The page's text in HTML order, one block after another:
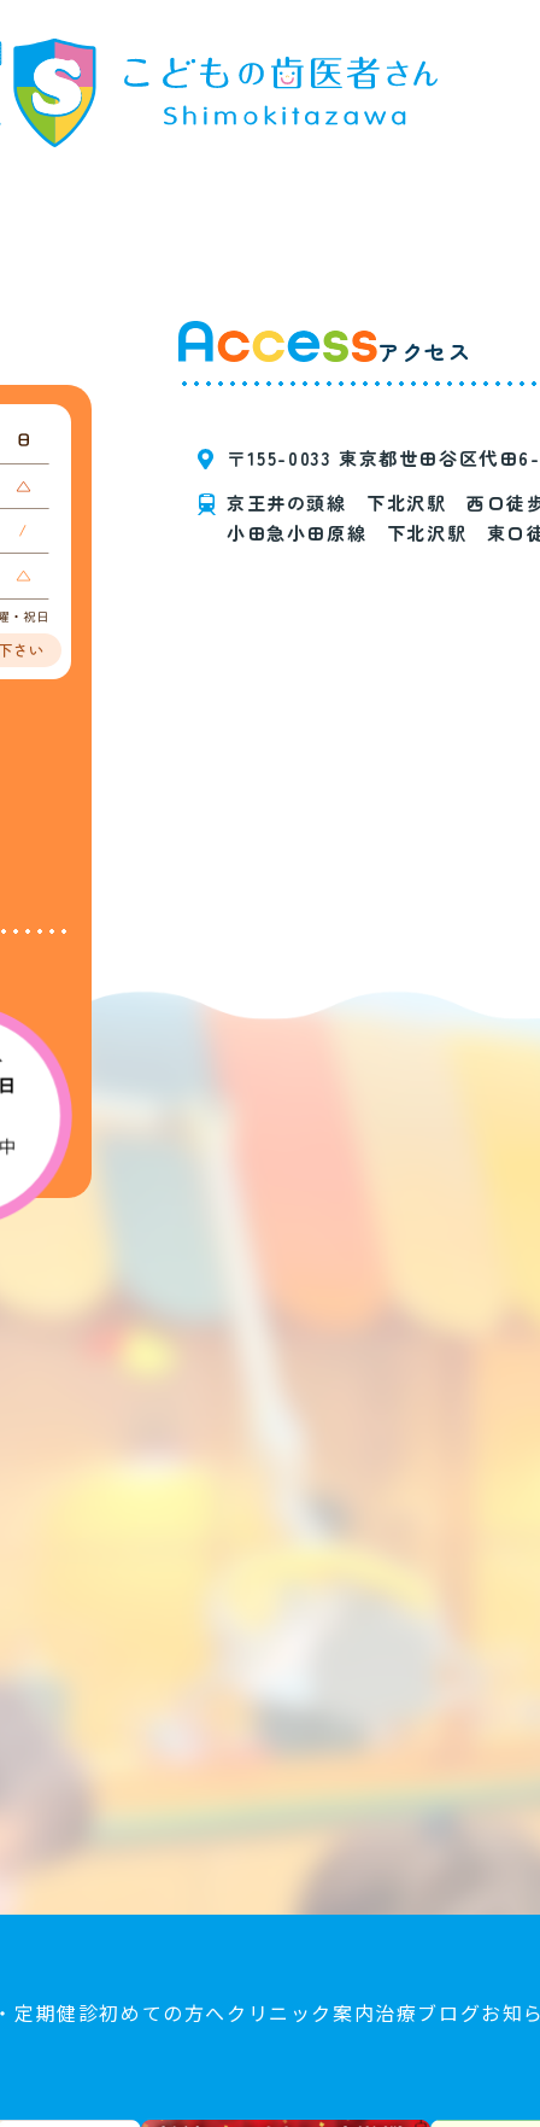
アクセス
〒155-0033 東京都世田谷区代田
京王井の頭線 下北沢駅 西口徒
小田急小田原線 下北沢駅 東口
定期健診初めての方へクリニック案内治療ブログお知